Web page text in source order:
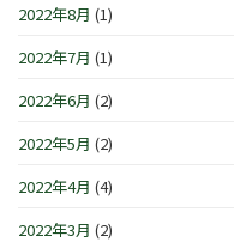
2022年8月 (1)
2022年7月 (1)
2022年6月 (2)
2022年5月 (2)
2022年4月 (4)
2022年3月 (2)